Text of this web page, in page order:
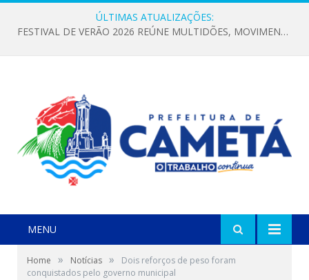
ÚLTIMAS ATUALIZAÇÕES:
FESTIVAL DE VERÃO 2026 REÚNE MULTIDÕES, MOVIMENTA A ECONOMIA E FORTALECE A CULTURA LOCAL
MENU
Home » Notícias »
Dois reforços de peso foram
conquistados pelo governo municipal